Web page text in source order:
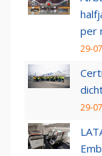
per
29-
29-